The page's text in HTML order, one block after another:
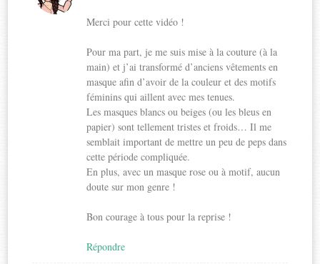
Merci pour cette vidéo !
Pour ma part, je me suis mise à la couture (à la
main) et j’ai transformé d’anciens vêtements en
masque afin d’avoir de la couleur et des motifs
féminins qui aillent avec mes tenues.
Les masques blancs ou beiges (ou les bleus en
papier) sont tellement tristes et froids… Il me
semblait important de mettre un peu de peps dans
cette période compliquée.
En plus, avec un masque rose ou à motif, aucun
doute sur mon genre !
Bon courage à tous pour la reprise !
Répondre